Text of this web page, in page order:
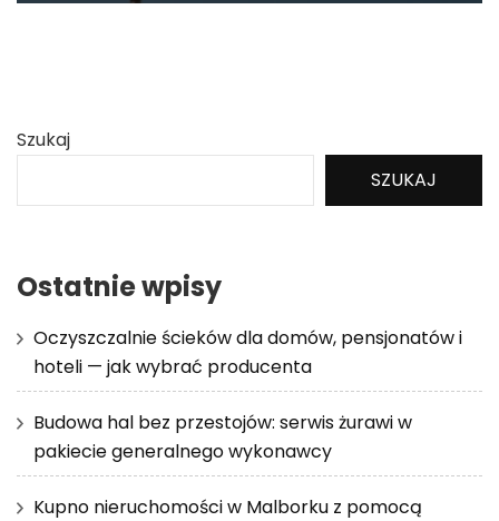
Szukaj
SZUKAJ
Ostatnie wpisy
Oczyszczalnie ścieków dla domów, pensjonatów i
hoteli — jak wybrać producenta
Budowa hal bez przestojów: serwis żurawi w
pakiecie generalnego wykonawcy
Kupno nieruchomości w Malborku z pomocą